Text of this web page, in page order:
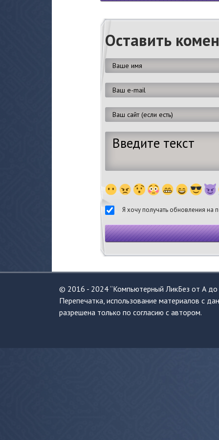
Оставить
Я хочу получать обновления на
© 2016 - 2024 “Компьютерный ЛикБез от А до
Перепечатка, использование материалов с
разрешена только по согласию с автором.